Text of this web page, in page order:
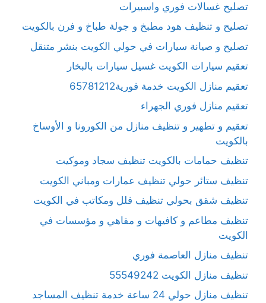
تصليح غسالات فوري واسبيرات
تصليح و تنظيف هود مطبخ و جولة طباخ و فرن بالكويت
تصليح و صيانة سيارات في حولي الكويت بنشر متنقل
تعقيم سيارات الكويت غسيل سيارات بالبخار
تعقيم منازل الكويت خدمة فورية65781212
تعقيم منازل فوري الجهراء
تعقيم و تطهير و تنظيف منازل من الكورونا و الأوساخ
بالكويت
تنظيف حمامات بالكويت تنظيف سجاد وموكيت
تنظيف ستائر حولي تنظيف عمارات ومباني الكويت
تنظيف شقق بحولي تنظيف فلل ومكاتب في الكويت
تنظيف مطاعم و كافيهات و مقاهي و مؤسسات في
الكويت
تنظيف منازل العاصمة فوري
تنظيف منازل الكويت 55549242
تنظيف منازل حولي 24 ساعة خدمة تنظيف المساجد